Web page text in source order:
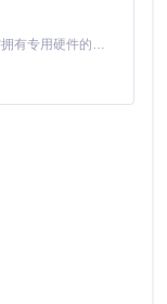
基于Python的Xiaozhi AI，适用于想要完整Xiaozhi体验而无需拥有专用硬件的用户。